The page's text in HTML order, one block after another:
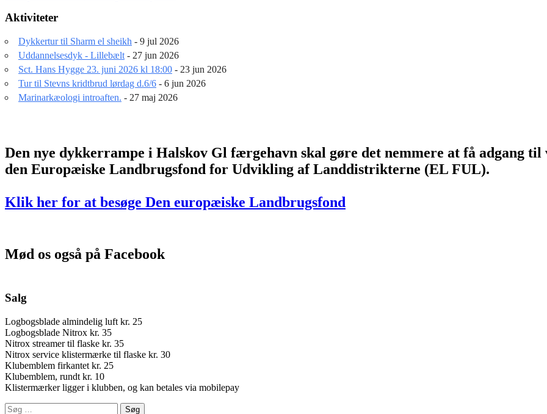
Aktiviteter
Dykkertur til Sharm el sheikh - 9 jul 2026
Uddannelsesdyk - Lillebælt - 27 jun 2026
Sct. Hans Hygge 23. juni 2026 kl 18:00 - 23 jun 2026
Tur til Stevns kridtbrud lørdag d.6/6 - 6 jun 2026
Marinarkæologi introaften. - 27 maj 2026
Den nye dykkerrampe i Halskov Gl færgehavn skal gøre det nemmere at få adgang
den Europæiske Landbrugsfond for Udvikling af Landdistrikterne (EL FUL).
Klik her for at besøge Den europæiske Landbrugsfond
Mød os også på Facebook
Salg
Logbogsblade almindelig luft kr. 25
Logbogsblade Nitrox kr. 35
Nitrox streamer til flaske kr. 35
Nitrox service klistermærke til flaske kr. 30
Klubemblem firkantet kr. 25
Klubemblem, rundt kr. 10
Klistermærker ligger i klubben, og kan betales via mobilepay
Søg